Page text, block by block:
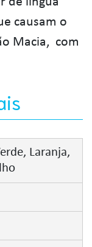
causam o
Macia, com
Laranja,